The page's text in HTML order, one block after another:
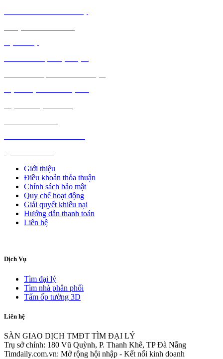
Giới thiệu
Điều khoản thỏa thuận
Chính sách bảo mật
Quy chế hoạt động
Giải quyết khiếu nại
Hướng dẫn thanh toán
Liên hệ
Dịch Vụ
Tìm đại lý
Tìm nhà phân phối
Tấm ốp tường 3D
Liên hệ
SÀN GIAO DỊCH TMĐT TÌM ĐẠI LÝ
Trụ sở chính: 180 Vũ Quỳnh, P. Thanh Khê, TP Đà Nẵng
Timdaily.com.vn: Mở rộng hội nhập - Kết nối kinh doanh